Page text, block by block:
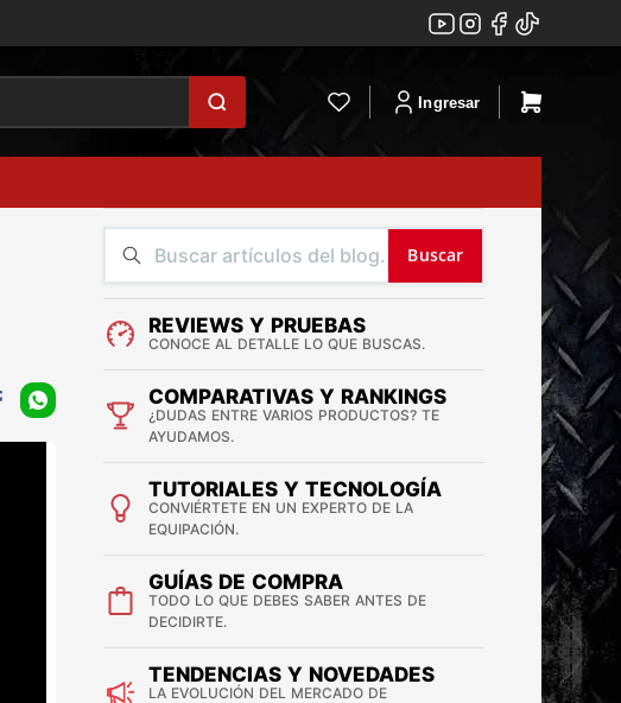
Ingresar
Buscar
REVIEWS Y PRUEBAS
CONOCE AL DETALLE LO QUE BUSCAS.
COMPARATIVAS Y RANKINGS
¿DUDAS ENTRE VARIOS PRODUCTOS? TE
AYUDAMOS.
TUTORIALES Y TECNOLOGÍA
CONVIÉRTETE EN UN EXPERTO DE LA
EQUIPACIÓN.
GUÍAS DE COMPRA
TODO LO QUE DEBES SABER ANTES DE
DECIDIRTE.
TENDENCIAS Y NOVEDADES
LA EVOLUCIÓN DEL MERCADO DE